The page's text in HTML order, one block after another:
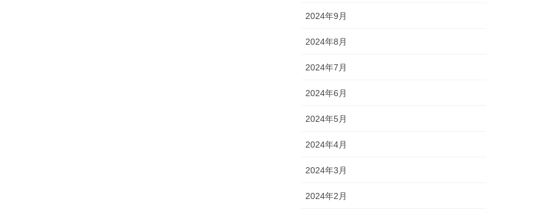
2024年9月
2024年8月
2024年7月
2024年6月
2024年5月
2024年4月
2024年3月
2024年2月